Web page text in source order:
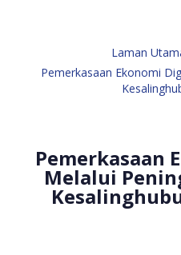
Laman
Pemerkasaan Ekonomi
Pemerkasaan
Melalui